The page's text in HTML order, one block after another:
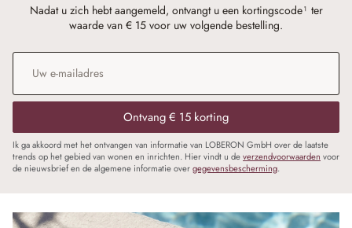
Nadat u zich hebt aangemeld, ontvangt u een kortingscode¹ ter
waarde van € 15 voor uw volgende bestelling.
E-mailadres
Ontvang € 15 korting
Ik ga akkoord met het ontvangen van informatie van LOBERON GmbH over de laatste
trends op het gebied van wonen en inrichten. Hier vindt u deverzendvoorwaarden voor
de nieuwsbrief en de algemene informatie overgegevensbescherming.